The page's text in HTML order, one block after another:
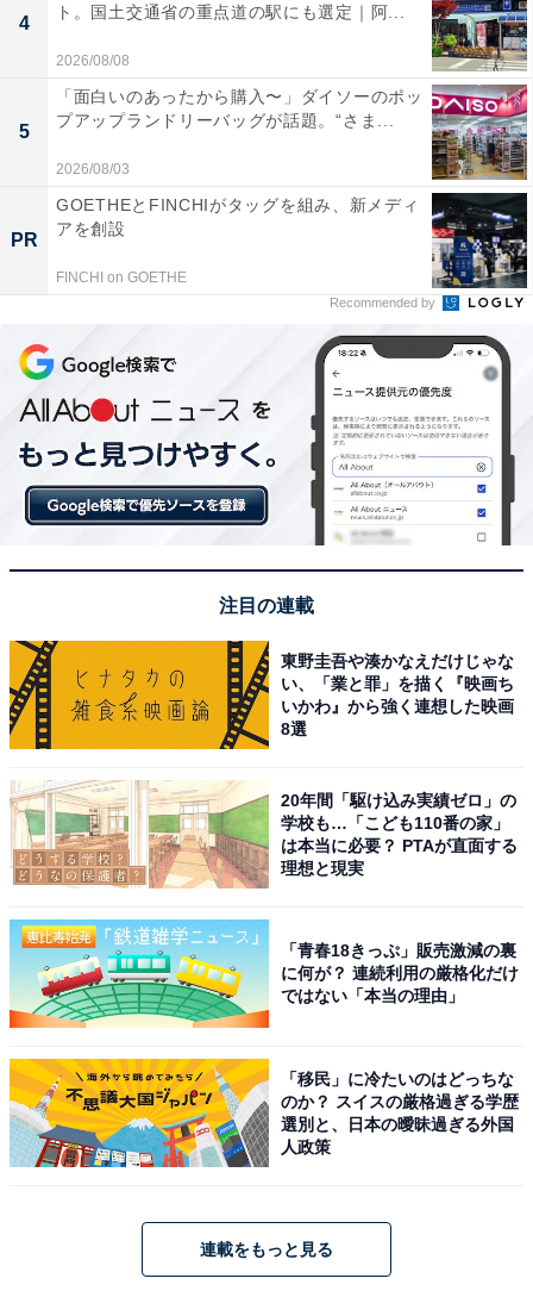
4
ト。国土交通省の重点道の駅にも選定｜阿...
2026/08/08
5
「面白いのあったから購入〜」ダイソーのポッ
プアップランドリーバッグが話題。“さま...
2026/08/03
PR
GOETHEとFINCHIがタッグを組み、新メディ
アを創設
FINCHI on GOETHE
Recommended by
注目の連載
東野圭吾や湊かなえだけじゃな
い、「業と罪」を描く『映画ち
いかわ』から強く連想した映画
8選
20年間「駆け込み実績ゼロ」の
学校も…「こども110番の家」
は本当に必要？ PTAが直面する
理想と現実
「青春18きっぷ」販売激減の裏
に何が？ 連続利用の厳格化だけ
ではない「本当の理由」
「移民」に冷たいのはどっちな
のか？ スイスの厳格過ぎる学歴
選別と、日本の曖昧過ぎる外国
人政策
連載をもっと見る